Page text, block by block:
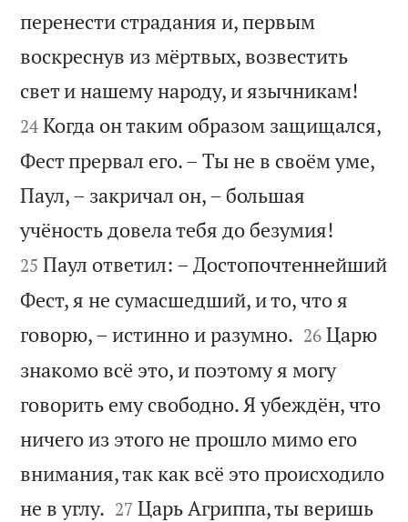
перенести страдания и, первым
воскреснув из мёртвых, возвестить
свет и нашему народу, и язычникам!
24 Когда он таким образом защищался,
Фест прервал его. – Ты не в своём уме,
Паул, – закричал он, – большая
учёность довела тебя до безумия!
25 Паул ответил: – Достопочтеннейший
Фест, я не сумасшедший, и то, что я
говорю, – истинно и разумно. 

26 Царю
знакомо всё это, и поэтому я могу
говорить ему свободно. Я убеждён, что
ничего из этого не прошло мимо его
внимания, так как всё это происходило
не в углу. 

27 Царь Агриппа, ты веришь